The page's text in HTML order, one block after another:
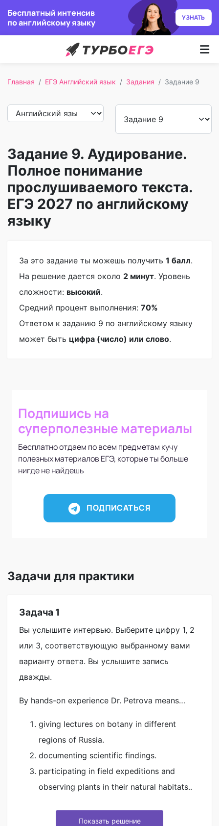
Бесплатный интенсив
по английскому языку
УЗНАТЬ
Преподаватели
Записаться
Бесплатный курс
Главная ЕГЭ Английский язык Задания Задание 9
Задание 9. Аудирование.
Полное понимание
прослушиваемого текста.
ЕГЭ 2027 по английскому
языку
За это задание ты можешь получить 1 балл.
На решение дается около 2 минут. Уровень
сложности: высокий.
Средний процент выполнения: 70%
Ответом к заданию 9 по английскому языку
может быть цифра (число) или слово.
Подпишись на
суперполезные материалы
Бесплатно отдаем по всем предметам кучу
полезных материалов ЕГЭ, которые ты больше
нигде не найдешь
ПОДПИСАТЬСЯ
Задачи для практики
Задача 1
Вы услышите интервью. Выберите цифру 1, 2
или 3, соответствующую выбранному вами
варианту ответа. Вы услышите запись
дважды.
By hands-on experience Dr. Petrova means…
giving lectures on botany in different
regions of Russia.
documenting scientific findings.
participating in field expeditions and
observing plants in their natural habitats..
Показать решение